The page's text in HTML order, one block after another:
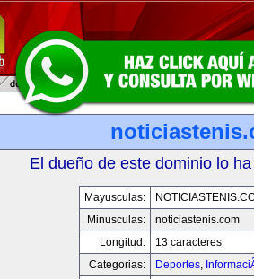
El dueño de este dominio lo
Mayusculas:
Minusculas:
noticiastenis.com
Longitud:
13 caracteres
Categorias:
Deportes,